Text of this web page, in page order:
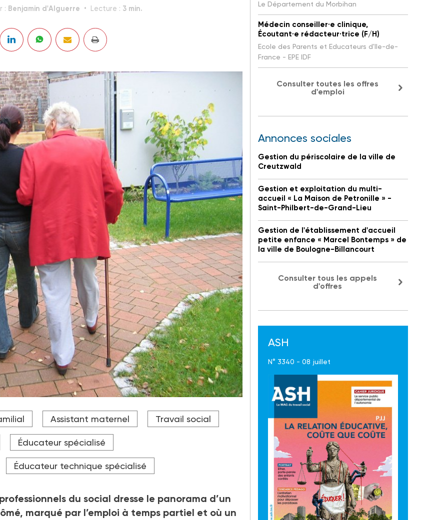
: Benjamin d'Alguerre Lecture : 3 min.
familiales: des professions féminisées à plus de 97%
Assistant maternel Travail social
Éducateur spécialisé
Éducateur technique spécialisé
du social dresse le panorama d’un
marqué par l’emploi à temps partiel et où un
Le Département du Morbihan
Médecin conseiller·e clinique,
Écoutant·e rédacteur·trice (F/H)
Ecole des Parents et Educateurs d'Ile-de-
France - EPE IDF
Consulter toutes les offres
d'emploi
Annonces sociales
Gestion du périscolaire de la ville de
Creutzwald
Gestion et exploitation du multi-
accueil « La Maison de Petronille » -
Saint-Philbert-de-Grand-Lieu
Gestion de l'établissement d'accueil
petite enfance « Marcel Bontemps » de
la ville de Boulogne-Billancourt
Consulter tous les appels
d'offres
ASH
N° 3340 - 08 juillet